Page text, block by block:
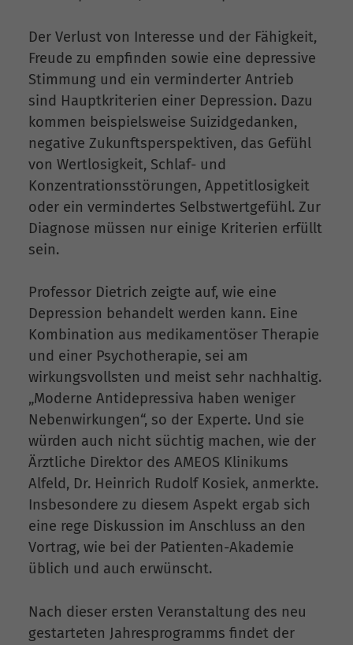
Der Verlust von Interesse und der Fähigkeit,
Freude zu empfinden sowie eine depressive
Stimmung und ein verminderter Antrieb
sind Hauptkriterien einer Depression. Dazu
kommen beispielsweise Suizidgedanken,
negative Zukunftsperspektiven, das Gefühl
von Wertlosigkeit, Schlaf- und
Konzentrationsstörungen, Appetitlosigkeit
oder ein vermindertes Selbstwertgefühl. Zur
Diagnose müssen nur einige Kriterien erfüllt
sein.
Professor Dietrich zeigte auf, wie eine
Depression behandelt werden kann. Eine
Kombination aus medikamentöser Therapie
und einer Psychotherapie, sei am
wirkungsvollsten und meist sehr nachhaltig.
„Moderne Antidepressiva haben weniger
Nebenwirkungen“, so der Experte. Und sie
würden auch nicht süchtig machen, wie der
Ärztliche Direktor des AMEOS Klinikums
Alfeld, Dr. Heinrich Rudolf Kosiek, anmerkte.
Insbesondere zu diesem Aspekt ergab sich
eine rege Diskussion im Anschluss an den
Vortrag, wie bei der Patienten-Akademie
üblich und auch erwünscht.
Nach dieser ersten Veranstaltung des neu
gestarteten Jahresprogramms findet der